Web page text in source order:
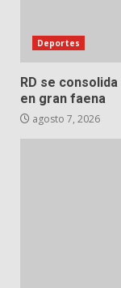
Deportes
RD se
en gran faena
agosto 7, 2026